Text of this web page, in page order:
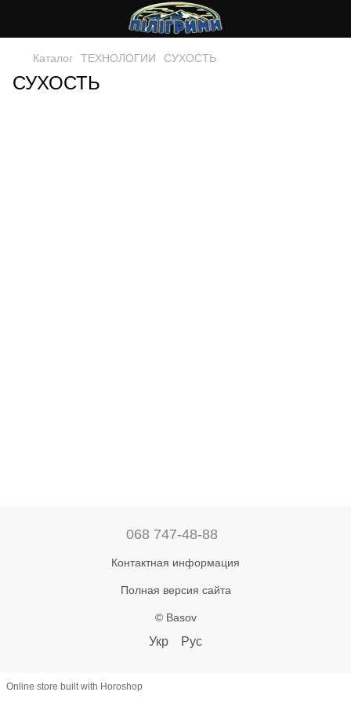
Каталог ТЕХНОЛОГИИ СУХОСТЬ
СУХОСТЬ
068 747-48-88
Контактная информация
Полная версия сайта
© Basov
Укр Рус
Online store built with Horoshop